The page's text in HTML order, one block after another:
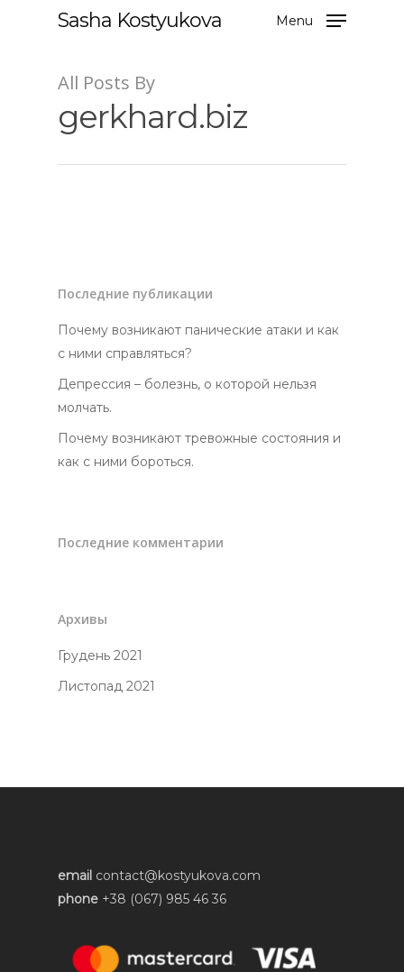
Hit enter to search or ESC to close
Sasha Kostyukova Menu
All Posts By
gerkhard.biz
Последние публикации
Почему возникают панические атаки и как
с ними справляться?
Депрессия – болезнь, о которой нельзя
молчать.
Почему возникают тревожные состояния и
как с ними бороться.
Последние комментарии
Архивы
Грудень 2021
Листопад 2021
email contact@kostyukova.com
phone +38 (067) 985 46 36